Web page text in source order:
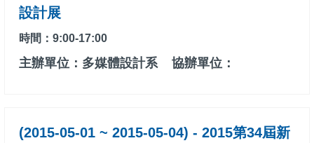
設計展
時間：9:00-17:00
主辦單位：多媒體設計系 協辦單位：
(2015-05-01 ~ 2015-05-04) - 2015第34屆新